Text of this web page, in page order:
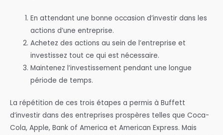
En attendant une bonne occasion d’investir dans les
actions d’une entreprise.
Achetez des actions au sein de l’entreprise et
investissez tout ce qui est nécessaire.
Maintenez l’investissement pendant une longue
période de temps.
La répétition de ces trois étapes a permis à Buffett
d’investir dans des entreprises prospères telles que Coca-
Cola, Apple, Bank of America et American Express. Mais